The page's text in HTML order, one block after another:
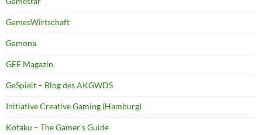
GamesWirtschaft
Gamona
GEE Magazin
GeSpielt – Blog des AKGWDS
Initiative Creative Gaming (Hamburg)
Kotaku – The Gamer's Guide